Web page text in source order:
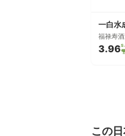
一白
福禄寿
3.96
この